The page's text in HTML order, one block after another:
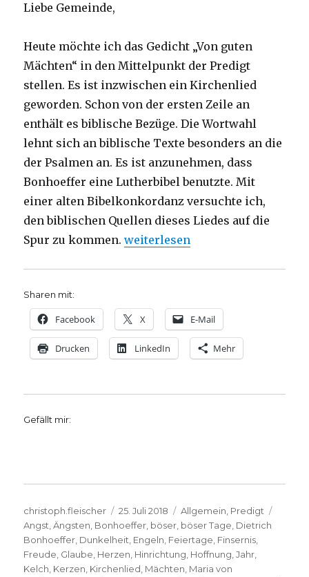
Liebe Gemeinde,
Heute möchte ich das Gedicht „Von guten
Mächten“ in den Mittelpunkt der Predigt
stellen. Es ist inzwischen ein Kirchenlied
geworden. Schon von der ersten Zeile an
enthält es biblische Bezüge. Die Wortwahl
lehnt sich an biblische Texte besonders an die
der Psalmen an. Es ist anzunehmen, dass
Bonhoeffer eine Lutherbibel benutzte. Mit
einer alten Bibelkonkordanz versuchte ich,
den biblischen Quellen dieses Liedes auf die
Spur zu kommen.„Predigt am Buß- und Bettag –
weiterlesen
Sharen mit:
Facebook X E-Mail
Drucken LinkedIn Mehr
Gefällt mir:
Autor
christoph.fleischer
Veröffentlicht
am
25. Juli 2018 Kategorien
Allgemein Predigt
Angst ,Ängsten Bonhoeffer böser böser Tage Dietrich
Bonhoeffer Dunkelheit Engeln Feiertage Finsernis
Freude Glaube Herzen Hinrichtung Hoffnung ,Jahr
Kelch Kerzen Kirchenlied Mächten Maria von